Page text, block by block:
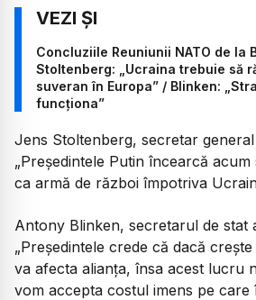
Concluziile Reuniunii NATO de la
Stoltenberg: „Ucraina trebuie să
suveran în Europa” / Blinken:
funcționa”
Jens Stoltenberg, secretar general
„Președintele Putin încearcă
ca armă de război împotriva
Antony Blinken, secretarul de stat
„Președintele crede că dacă
va afecta alianța, însa acest lucru
vom accepta costul imens pe care